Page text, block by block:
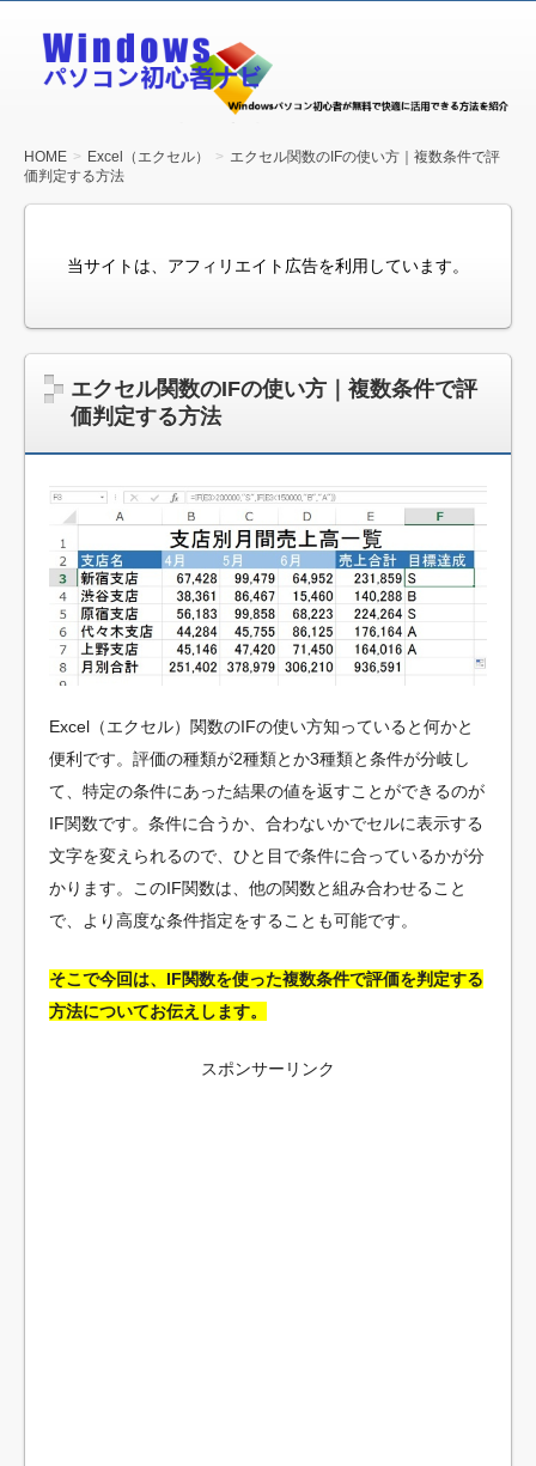
Windows
パソコン
HOME Excel（エクセル）
エクセル関数のIFの使い方｜複数条件で評
価判定する方法
当サイトは、アフィリエイト広告を利用しています。
エクセル関数のIFの使い方｜複数条件で評
価判定する方法
Excel（エクセル）関数のIFの使い方知っていると何かと
便利です。評価の種類が2種類とか3種類と条件が分岐し
て、特定の条件にあった結果の値を返すことができるのが
IF関数です。条件に合うか、合わないかでセルに表示する
文字を変えられるので、ひと目で条件に合っているかが分
かります。このIF関数は、他の関数と組み合わせること
で、より高度な条件指定をすることも可能です。
そこで今回は、IF関数を使った複数条件で評価を判定する
方法についてお伝えします。
スポンサーリンク